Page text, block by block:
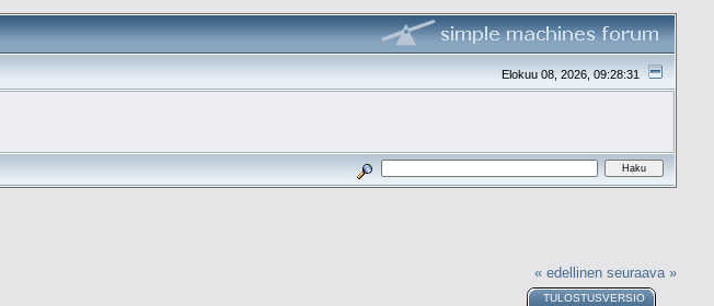
Elokuu 08, 2026, 09:28:31
« edellinen seuraava »
TULOSTUSVERSIO